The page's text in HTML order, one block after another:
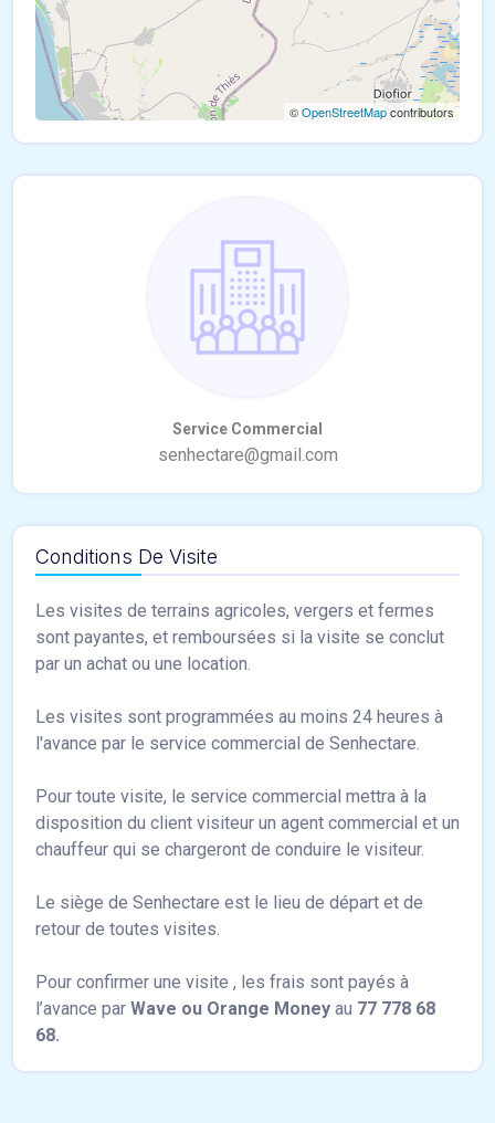
©OpenStreetMapcontributors
Conditions De Visite
Les visites de terrains agricoles, vergers et fermes
sont payantes, et remboursées si la visite se conclut
par un achat ou une location.
Les visites sont programmées au moins 24 heures à
l'avance par le service commercial de Senhectare.
Pour toute visite, le service commercial mettra à la
disposition du client visiteur un agent commercial et un
chauffeur qui se chargeront de conduire le visiteur.
Le siège de Senhectare est le lieu de départ et de
retour de toutes visites.
Pour confirmer une visite , les frais sont payés à
l’avance par Wave ou Orange Money au 77 778 68
68.